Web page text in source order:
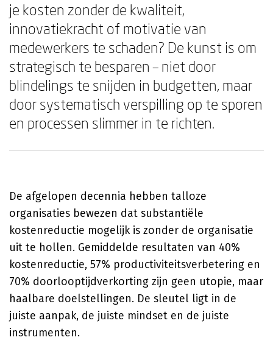
je kosten zonder de kwaliteit,
innovatiekracht of motivatie van
medewerkers te schaden? De kunst is om
strategisch te besparen – niet door
blindelings te snijden in budgetten, maar
door systematisch verspilling op te sporen
en processen slimmer in te richten.
De afgelopen decennia hebben talloze
organisaties bewezen dat substantiële
kostenreductie mogelijk is zonder de organisatie
uit te hollen. Gemiddelde resultaten van 40%
kostenreductie, 57% productiviteitsverbetering en
70% doorlooptijdverkorting zijn geen utopie, maar
haalbare doelstellingen. De sleutel ligt in de
juiste aanpak, de juiste mindset en de juiste
instrumenten.